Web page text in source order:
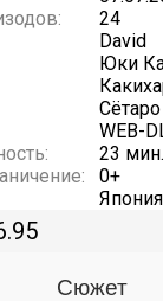
24
David
Юки
WEB-
23 мин.
0+
Япония
Сюжет